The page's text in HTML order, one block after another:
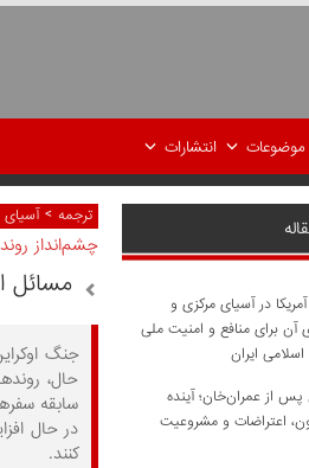
موضوعات انتشارات
ترجمه > آسیای
چشم‌انداز
مسائل
جنگ
حال،
سابقه
در حال
کنند.
در آسیای مرکزی و
آن برای منافع و امنیت ملی
ایران
پس از عمران‌خان؛ آینده
اعتراضات و مشروعیت